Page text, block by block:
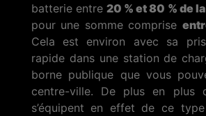
batterie entre20 % et 80 % de
pour une somme comprise
Cela est environ avec sa
rapide dans une station de
borne publique que vous
centre-ville. De plus en plus
s’équipent en effet de ce